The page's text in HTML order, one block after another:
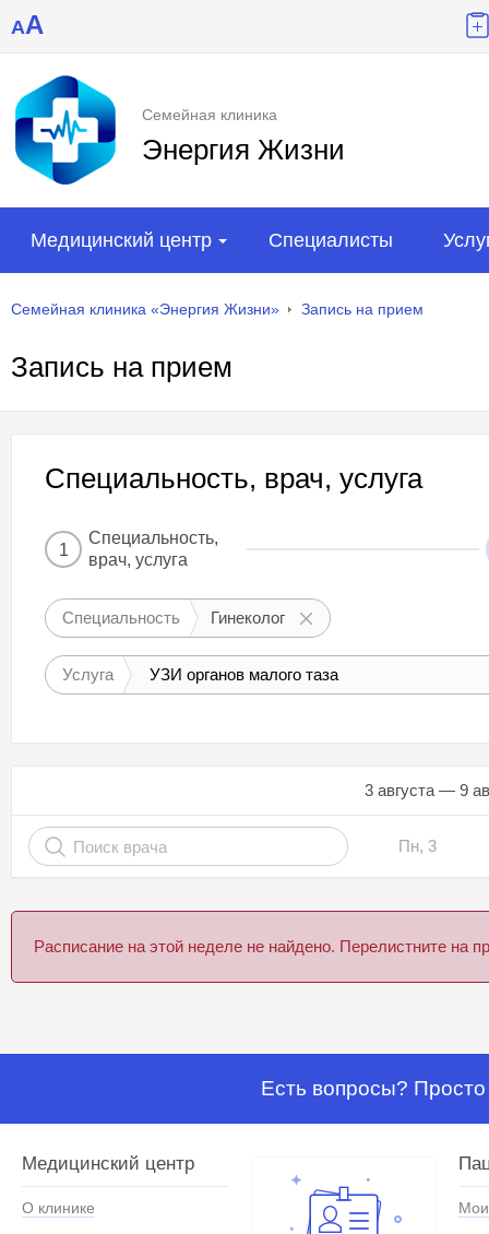
AA
Семейная клиника
Энергия Жизни
Медицинский центр Специалисты
Семейная клиника «Энергия Жизни» Запись на прием
Запись на прием
Специальность, врач, услуга
1
Специальность,
врач, услуга
Специальность Гинеколог
Услуга УЗИ органов малого таза
3 августа — 9
Пн, 3
Расписание на этой неделе не найдено. Перелистните
Есть вопросы?
Медицинский центр
О клинике